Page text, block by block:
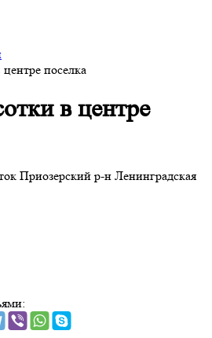
поселка
в центре
Приозерский р-н Ленинградская